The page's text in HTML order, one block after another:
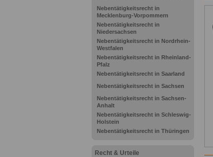
Nebentätigkeitsrecht in
Mecklenburg-Vorpommern
Nebentätigkeitsrecht in
Niedersachsen
Nebentätigkeitsrecht in Nordrhein-
Westfalen
Nebentätigkeitsrecht in Rheinland-
Pfalz
Nebentätigkeitsrecht in Saarland
Nebentätigkeitsrecht in Sachsen
Nebentätigkeitsrecht in Sachsen-
Anhalt
Nebentätigkeitsrecht in Schleswig-
Holstein
Nebentätigkeitsrecht in Thüringen
Recht & Urteile